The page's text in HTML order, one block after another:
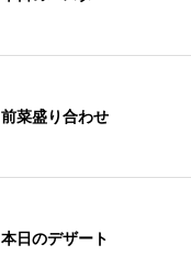
前菜盛り合わせ
本日のデザート